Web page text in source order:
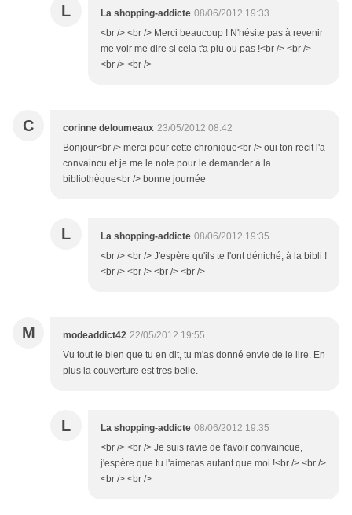
L La shopping-addicte 08/06/2012 19:33
<br /> <br /> Merci beaucoup ! N'hésite pas à revenir
me voir me dire si cela t'a plu ou pas !<br /> <br />
<br /> <br />
C corinne deloumeaux 23/05/2012 08:42
Bonjour<br /> merci pour cette chronique<br /> oui ton recit l'a
convaincu et je me le note pour le demander à la
bibliothèque<br /> bonne journée
L La shopping-addicte 08/06/2012 19:35
<br /> <br /> J'espère qu'ils te l'ont déniché, à la bibli !
<br /> <br /> <br /> <br />
M modeaddict42 22/05/2012 19:55
Vu tout le bien que tu en dit, tu m'as donné envie de le lire. En
plus la couverture est tres belle.
L La shopping-addicte 08/06/2012 19:35
<br /> <br /> Je suis ravie de t'avoir convaincue,
j'espère que tu l'aimeras autant que moi !<br /> <br />
<br /> <br />